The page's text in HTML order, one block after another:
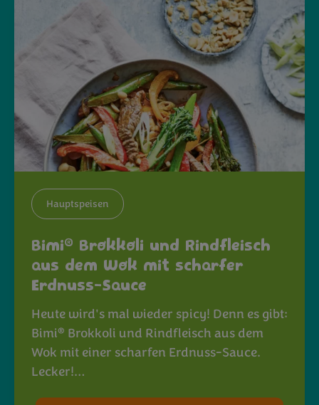
Hauptspeisen
Bimi® Brokkoli und Rindfleisch
aus dem Wok mit scharfer
Erdnuss-Sauce
Heute wird's mal wieder spicy! Denn es gibt:
Bimi® Brokkoli und Rindfleisch aus dem
Wok mit einer scharfen Erdnuss-Sauce.
Lecker!…